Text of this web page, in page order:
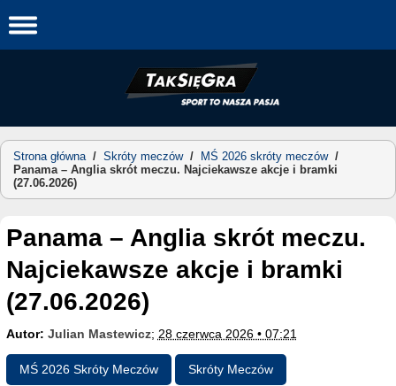
to
Strona główna/ Skróty meczów/ MŚ 2026 skróty meczów/
Panama – Anglia skrót meczu. Najciekawsze akcje i bramki
(27.06.2026)
Panama – Anglia skrót meczu.
Najciekawsze akcje i bramki
(27.06.2026)
Autor: Julian Mastewicz; 28 czerwca 2026 • 07:21
MŚ 2026 Skróty Meczów Skróty Meczów